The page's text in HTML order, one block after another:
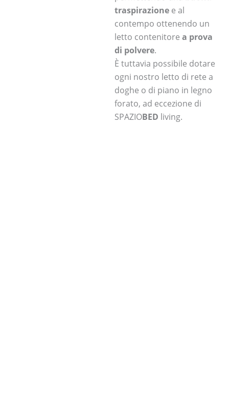
traspirazione e al
contempo ottenendo un
letto contenitore a prova
di polvere.
È tuttavia possibile dotare
ogni nostro letto di rete a
doghe o di piano in legno
forato, ad eccezione di
SPAZIOBED living.